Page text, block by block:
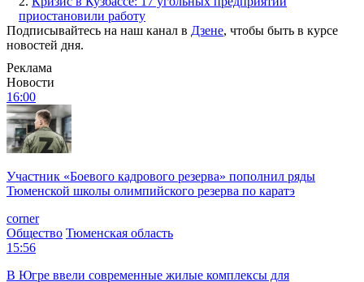
приостановили работу
Подписывайтесь на наш канал в Дзене, чтобы быть в курсе
новостей дня.
Реклама
Новости
16:00
Участник «Боевого кадрового резерва» пополнил ряды
Тюменской школы олимпийского резерва по каратэ
corner
Общество Тюменская область
15:56
В Югре ввели современные жилые комплексы для